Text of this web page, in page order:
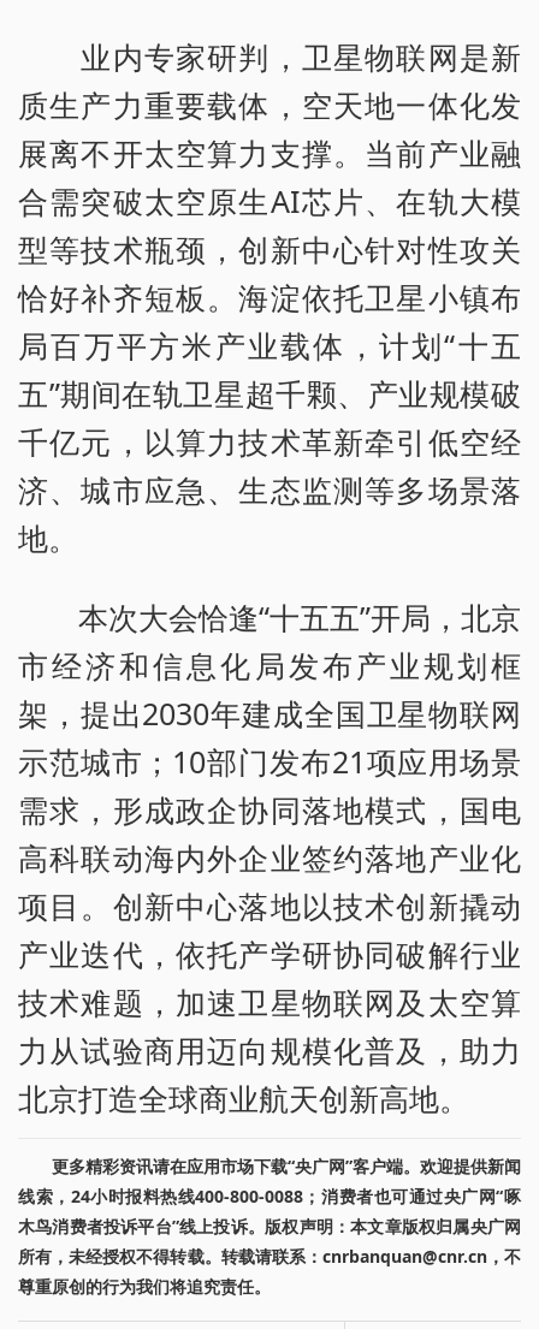
业内专家研判，卫星物联网是新
质生产力重要载体，空天地一体化发
展离不开太空算力支撑。当前产业融
合需突破太空原生AI芯片、在轨大模
型等技术瓶颈，创新中心针对性攻关
恰好补齐短板。海淀依托卫星小镇布
局百万平方米产业载体，计划“十五
五”期间在轨卫星超千颗、产业规模破
千亿元，以算力技术革新牵引低空经
济、城市应急、生态监测等多场景落
地。
本次大会恰逢“十五五”开局，北京
市经济和信息化局发布产业规划框
架，提出2030年建成全国卫星物联网
示范城市；10部门发布21项应用场景
需求，形成政企协同落地模式，国电
高科联动海内外企业签约落地产业化
项目。创新中心落地以技术创新撬动
产业迭代，依托产学研协同破解行业
技术难题，加速卫星物联网及太空算
力从试验商用迈向规模化普及，助力
北京打造全球商业航天创新高地。
更多精彩资讯请在应用市场下载“央广网”客户端。欢迎提供新闻
线索，24小时报料热线400-800-0088；消费者也可通过央广网“啄
木鸟消费者投诉平台”线上投诉。版权声明：本文章版权归属央广网
所有，未经授权不得转载。转载请联系：cnrbanquan@cnr.cn，不
尊重原创的行为我们将追究责任。